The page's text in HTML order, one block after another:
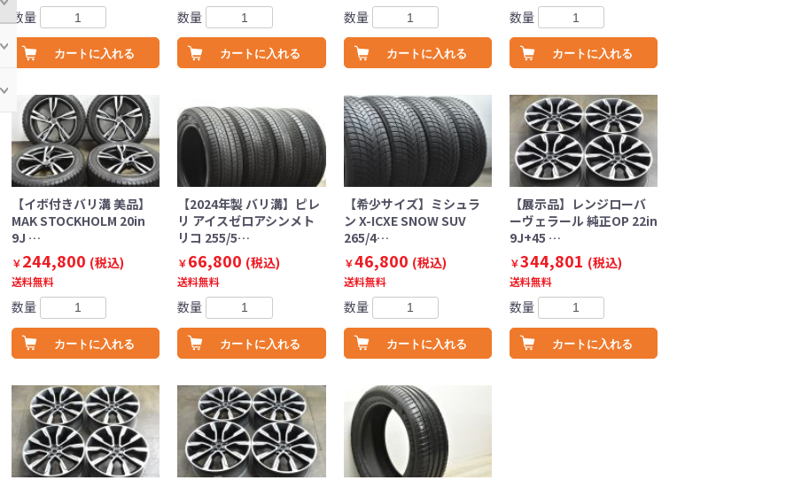
数量
カートに入れる
数量
カートに入れる
数量
カートに入れる
数量
カートに入れる
【イボ付きバリ溝 美品】
MAK STOCKHOLM 20in
9J …
￥244,800 (税込)
送料無料
数量
カートに入れる
【2024年製 バリ溝】ピレ
リ アイスゼロアシンメト
リコ 255/5…
￥66,800 (税込)
送料無料
数量
カートに入れる
【希少サイズ】ミシュラ
ン X-ICXE SNOW SUV
265/4…
￥46,800 (税込)
送料無料
数量
カートに入れる
【展示品】レンジローバ
ーヴェラール 純正OP 22in
9J+45 …
￥344,801 (税込)
送料無料
数量
カートに入れる